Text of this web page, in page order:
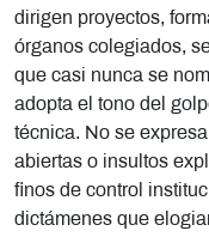
dirigen proyectos,
órganos colegiados,
que casi nunca se
adopta el tono del
técnica. No se
abiertas o insultos
finos de control
dictámenes que